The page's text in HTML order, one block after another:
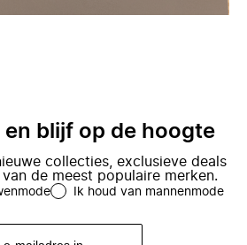
en blijf op de hoogte
collecties, exclusieve deals
de meest populaire merken.
Ik houd van mannenmode